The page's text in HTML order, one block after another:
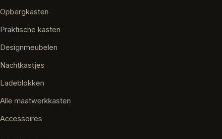
Opbergkasten
Praktische kasten
Designmeubelen
Nachtkastjes
Ladeblokken
Alle maatwerkkasten
Accessoires